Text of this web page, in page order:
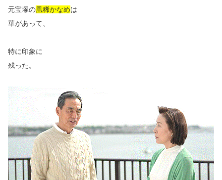
元宝塚の凰稀かなめは
華があって、
特に印象に
残った。